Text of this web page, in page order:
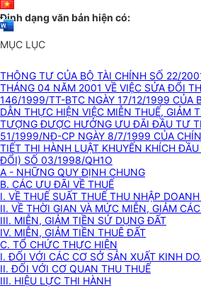
Định dạng văn bản hiện có:
MỤC LỤC
THÔNG TƯ CỦA BỘ TÀI CHÍNH SỐ 22/
THÁNG 04 NĂM 2001 VỀ VIỆC SỬA ĐỔI
146/1999/TT-BTC NGÀY 17/12/1999 CỦA
DẪN THỰC HIỆN VIỆC MIỄN THUẾ, GIẢM
TƯỢNG ĐƯỢC HƯỞNG ƯU ĐÃI ĐẦU TƯ
51/1999/NĐ-CP NGÀY 8/7/1999 CỦA
TIẾT THI HÀNH LUẬT KHUYẾN KHÍCH
ĐỔI) SỐ 03/1998/QH1O
A - NHỮNG QUY ĐỊNH CHUNG
B. CÁC ƯU ĐÃI VỀ THUẾ
I. VỀ THUẾ SUẤT THUẾ THU NHẬP
II. VỀ THỜI GIAN VÀ MỨC MIỄN, GIẢM
III. MIỄN, GIẢM TIỀN SỬ DỤNG ĐẤT
IV. MIỄN, GIẢM TIỀN THUÊ ĐẤT
C. TỔ CHỨC THỰC HIỆN
I. ĐỐI VỚI CÁC CƠ SỞ SẢN XUẤT KINH
II. ĐỐI VỚI CƠ QUAN THU THUẾ
III. HIỆU LỰC THI HÀNH